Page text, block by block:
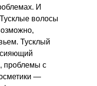
И
волосы
Тусклый
сияющий
проблемы с
—